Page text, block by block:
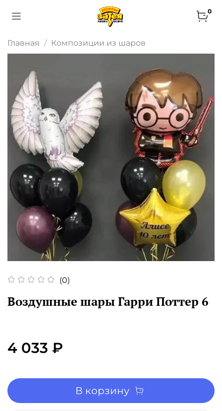
0
Главная Композиции из шаров
(0)
Воздушные шары Гарри Поттер 6
4 033 ₽
В корзину